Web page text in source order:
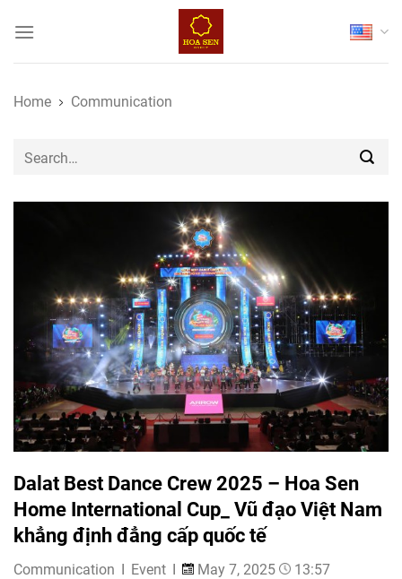
Home Communication
Dalat Best Dance Crew 2025 – Hoa Sen
Home International Cup_ Vũ đạo Việt Nam
khẳng định đẳng cấp quốc tế
Communication Event May 7, 2025
13:57